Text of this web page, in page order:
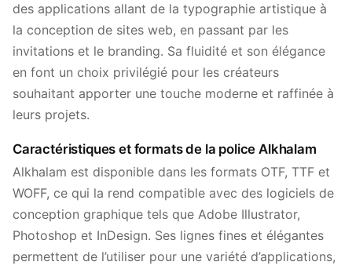
des applications allant de la typographie artistique à
la conception de sites web, en passant par les
invitations et le branding. Sa fluidité et son élégance
en font un choix privilégié pour les créateurs
souhaitant apporter une touche moderne et raffinée à
leurs projets.
Caractéristiques et formats de la police Alkhalam
Alkhalam est disponible dans les formats OTF, TTF et
WOFF, ce qui la rend compatible avec des logiciels de
conception graphique tels que Adobe Illustrator,
Photoshop et InDesign. Ses lignes fines et élégantes
permettent de l’utiliser pour une variété d’applications,